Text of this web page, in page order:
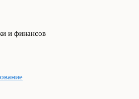
и финансов